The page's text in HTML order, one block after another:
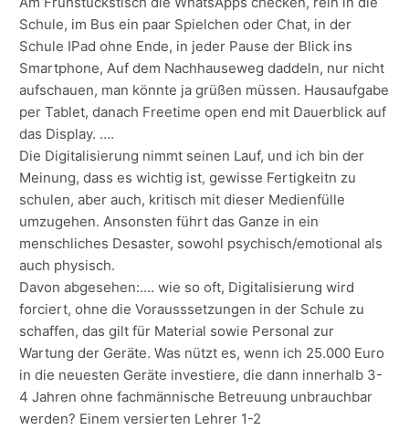
Schule, im Bus ein paar Spielchen oder Chat, in der
Schule IPad ohne Ende, in jeder Pause der Blick ins
Smartphone, Auf dem Nachhauseweg daddeln, nur nicht
aufschauen, man könnte ja grüßen müssen. Hausaufgabe
per Tablet, danach Freetime open end mit Dauerblick auf
das Display. ….
Die Digitalisierung nimmt seinen Lauf, und ich bin der
Meinung, dass es wichtig ist, gewisse Fertigkeitn zu
schulen, aber auch, kritisch mit dieser Medienfülle
umzugehen. Ansonsten führt das Ganze in ein
menschliches Desaster, sowohl psychisch/emotional als
auch physisch.
Davon abgesehen:…. wie so oft, Digitalisierung wird
forciert, ohne die Vorausssetzungen in der Schule zu
schaffen, das gilt für Material sowie Personal zur
Wartung der Geräte. Was nützt es, wenn ich 25.000 Euro
in die neuesten Geräte investiere, die dann innerhalb 3-
4 Jahren ohne fachmännische Betreuung unbrauchbar
werden? Einem versierten Lehrer 1-2